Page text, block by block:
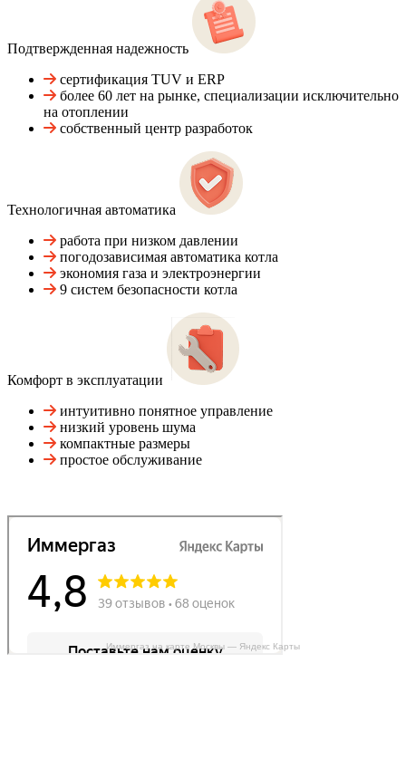
Подтвержденная надежность
сертификация TUV и ERP
более 60 лет на рынке, специализации исключительно
на отоплении
собственный центр разработок
Технологичная автоматика
работа при низком давлении
погодозависимая автоматика котла
экономия газа и электроэнергии
9 систем безопасности котла
Комфорт в эксплуатации
интуитивно понятное управление
низкий уровень шума
компактные размеры
простое обслуживание
Иммергаз на карте Москвы — Яндекс Карты